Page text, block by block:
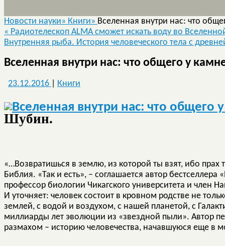
Новости науки» Книги» Вселенная внутри нас: что
« Радиотелескоп ALMA сможет искать воду во
Внутренняя рыба. История человеческого тела с
Вселенная внутри нас: что общего у
23.12.2016 Книги
Шубин.
«…Возвратишься в землю, из которой ты взят, ибо прах
Библия. «Так и есть», – соглашается автор
профессор биологии Чикагского университета и
И уточняет: человек состоит в кровном родстве не
землей, с водой и воздухом, с нашей планетой, с
миллиарды лет эволюции из «звездной пыли». Автор
размахом – историю человечества, начавшуюся еще в